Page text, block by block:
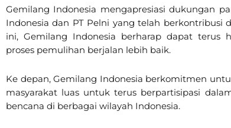
Gemilang Indonesia mengapresiasi dukungan
Indonesia dan PT Pelni yang telah berkontribusi
ini, Gemilang Indonesia berharap dapat terus
proses pemulihan berjalan lebih baik.
Ke depan, Gemilang Indonesia berkomitmen
masyarakat luas untuk terus berpartisipasi
bencana di berbagai wilayah Indonesia.